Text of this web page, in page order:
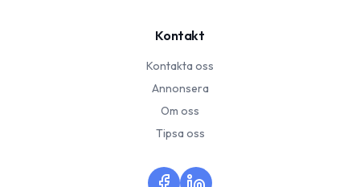
Kontakt
Kontakta oss
Annonsera
Om oss
Tipsa oss